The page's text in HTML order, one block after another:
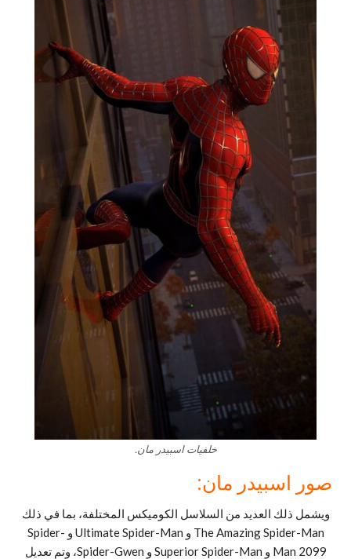
خلفيات اسبيدر مان.
صور اسبيدر مان:
ويشمل ذلك العديد من السلاسل الكوميكس المختلفة، بما في ذلك
The Amazing Spider-Man و Ultimate Spider-Man و Spider-
Man 2099 و Superior Spider-Man و Spider-Gwen، وتم تعديل